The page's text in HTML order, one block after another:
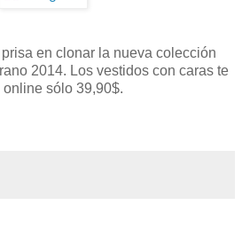
en clonar la nueva colección
2014. Los vestidos con caras te
sólo 39,90$.